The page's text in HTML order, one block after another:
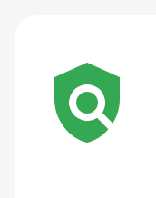
policy